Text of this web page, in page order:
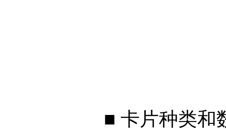
■ 卡片种类和